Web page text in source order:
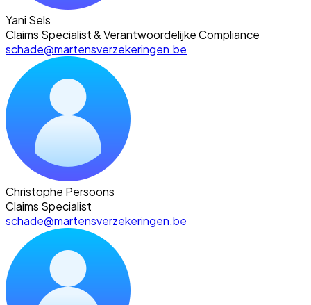
Yani Sels
Claims Specialist & Verantwoordelijke Compliance
schade@martensverzekeringen.be
Christophe Persoons
Claims Specialist
schade@martensverzekeringen.be